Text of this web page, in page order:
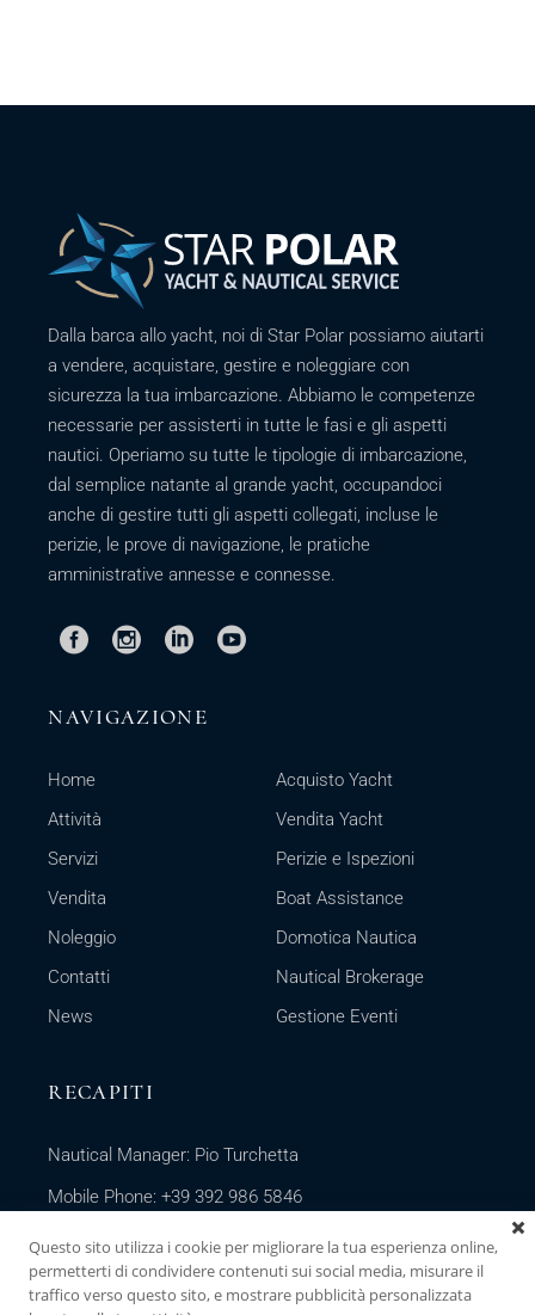
Dalla barca allo yacht, noi di Star Polar possiamo aiutarti
a vendere, acquistare, gestire e noleggiare con
sicurezza la tua imbarcazione. Abbiamo le competenze
necessarie per assisterti in tutte le fasi e gli aspetti
nautici. Operiamo su tutte le tipologie di imbarcazione,
dal semplice natante al grande yacht, occupandoci
anche di gestire tutti gli aspetti collegati, incluse le
perizie, le prove di navigazione, le pratiche
amministrative annesse e connesse.
NAVIGAZIONE
Home
Attività
Servizi
Vendita
Noleggio
Contatti
News
Acquisto Yacht
Vendita Yacht
Perizie e Ispezioni
Boat Assistance
Domotica Nautica
Nautical Brokerage
Gestione Eventi
RECAPITI
Nautical Manager: Pio Turchetta
Mobile Phone: +39 392 986 5846
Email:info@starpolaryacht.com
Questo sito utilizza i cookie per migliorare la tua esperienza online,
permetterti di condividere contenuti sui social media, misurare il
traffico verso questo sito, e mostrare pubblicità personalizzata